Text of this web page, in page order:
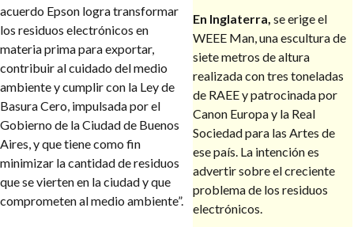
En Inglaterra, se erige el
WEEE Man, una escultura de
siete metros de altura
realizada con tres toneladas
de RAEE y patrocinada por
Canon Europa y la Real
Sociedad para las Artes de
ese país. La intención es
advertir sobre el creciente
problema de los residuos
electrónicos.
acuerdo Epson logra transformar
los residuos electrónicos en
materia prima para exportar,
contribuir al cuidado del medio
ambiente y cumplir con la Ley de
Basura Cero, impulsada por el
Gobierno de la Ciudad de Buenos
Aires, y que tiene como fin
minimizar la cantidad de residuos
que se vierten en la ciudad y que
comprometen al medio ambiente”.